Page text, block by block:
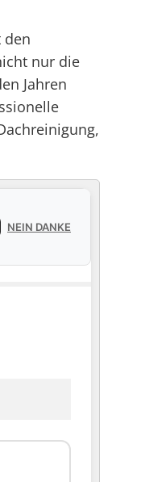
den
nur die
Jahren
NEIN DANKE